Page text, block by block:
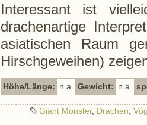
Interessant ist
drachenartige
asiatischen Raum
Hirschgeweihen)
Höhe/Länge: n.a. Gewicht: n.a.
Giant Monster, Drachen,